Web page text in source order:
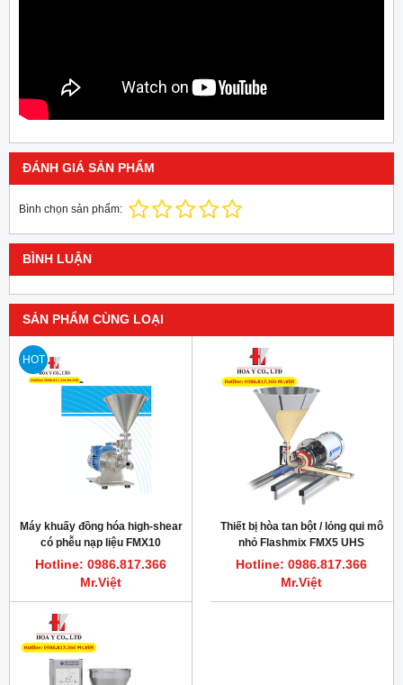
ĐÁNH GIÁ SẢN PHẨM
Bình chọn sản phẩm:
BÌNH LUẬN
SẢN PHẨM CÙNG LOẠI
HOT
Máy khuấy đồng hóa high-shear
có phễu nạp liệu FMX10
Silverson, 50kg
Hotline: 0986.817.366
Mr.Việt
Thiết bị hòa tan bột / lỏng qui mô
nhỏ Flashmix FMX5 UHS
Silverson
Hotline: 0986.817.366
Mr.Việt